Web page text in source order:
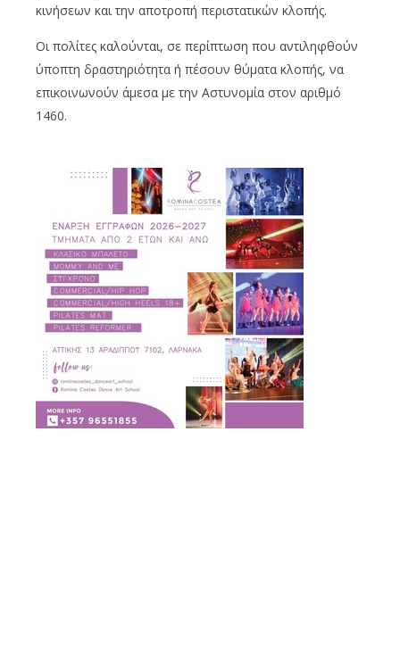
κινήσεων και την αποτροπή περιστατικών κλοπής.
Οι πολίτες καλούνται, σε περίπτωση που αντιληφθούν
ύποπτη δραστηριότητα ή πέσουν θύματα κλοπής, να
επικοινωνούν άμεσα με την Αστυνομία στον αριθμό
1460.